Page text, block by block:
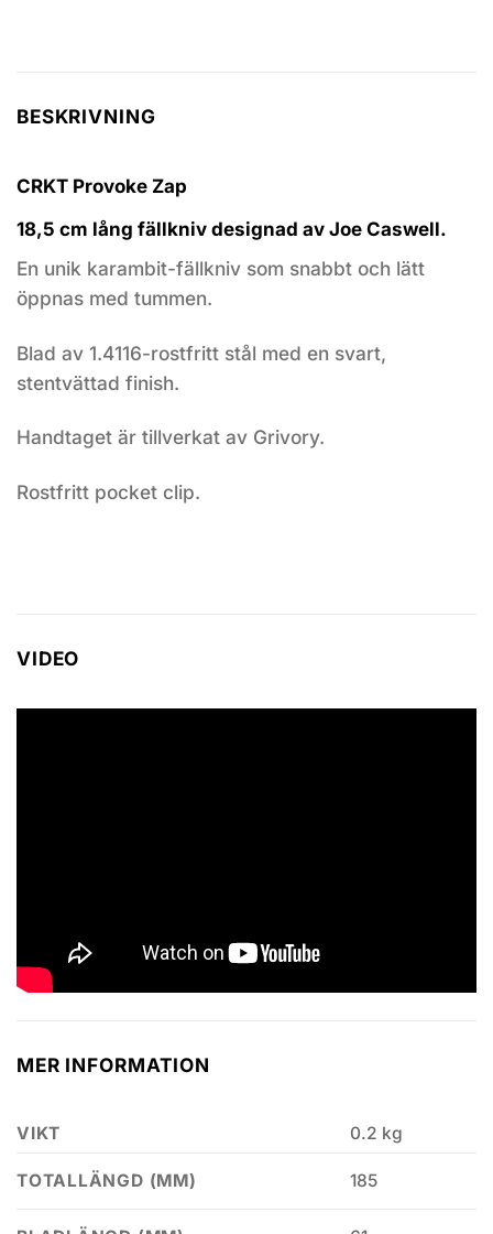
BESKRIVNING
CRKT Provoke Zap
18,5 cm lång fällkniv designad av Joe Caswell.
En unik karambit-fällkniv som snabbt och lätt
öppnas med tummen.
Blad av 1.4116-rostfritt stål med en svart,
stentvättad finish.
Handtaget är tillverkat av Grivory.
Rostfritt pocket clip.
VIDEO
MER INFORMATION
VIKT 0.2 kg
TOTALLÄNGD (MM) 185